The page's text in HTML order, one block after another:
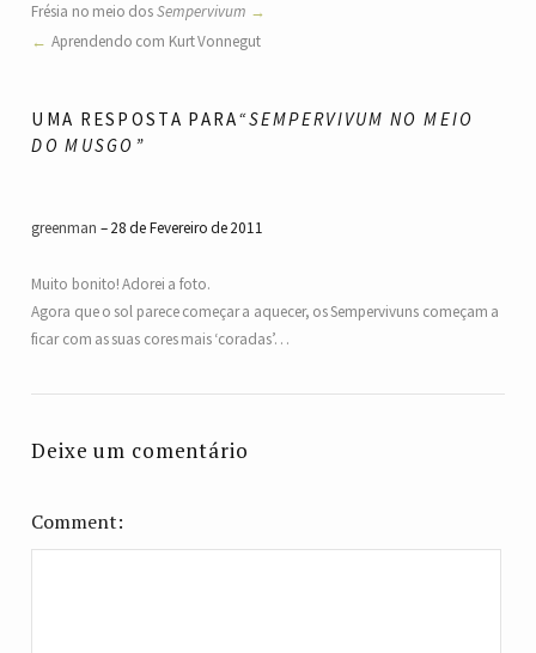
Frésia no meio dosSempervivum
Aprendendo com Kurt Vonnegut
UMA RESPOSTA PARA“SEMPERVIVUM NO MEIO
DO MUSGO”
greenman 28 de Fevereiro de 2011
Muito bonito! Adorei a foto.
Agora que o sol parece começar a aquecer, os Sempervivuns começam a
ficar com as suas cores mais ‘coradas’…
Deixe um comentário
Comment